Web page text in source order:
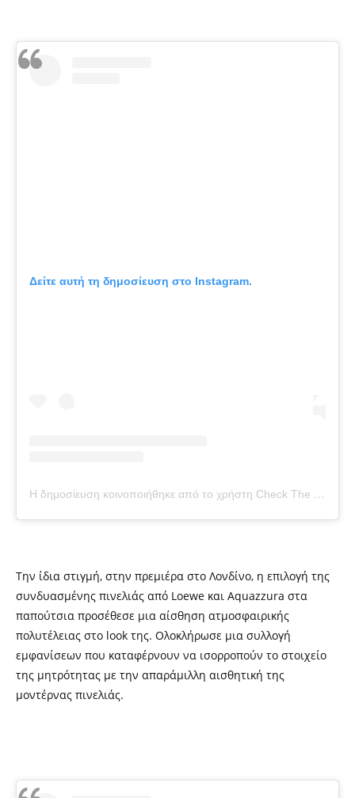
Δείτε αυτή τη δημοσίευση στο Instagram.
Η δημοσίευση κοινοποιήθηκε από το χρήστη Check The Tag (@checkthetag)
Την ίδια στιγμή, στην πρεμιέρα στο Λονδίνο, η επιλογή της
συνδυασμένης πινελιάς από Loewe και Aquazzura στα
παπούτσια προσέθεσε μια αίσθηση ατμοσφαιρικής
πολυτέλειας στο look της. Ολοκλήρωσε μια συλλογή
εμφανίσεων που καταφέρνουν να ισορροπούν το στοιχείο
της μητρότητας με την απαράμιλλη αισθητική της
μοντέρνας πινελιάς.